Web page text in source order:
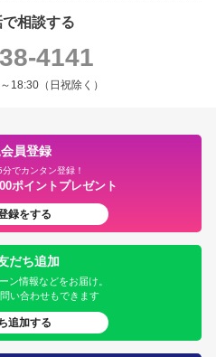
で相談する
4141
18:30（日祝除く）
員登録
でカンタン登録！
ポイントプレゼント
録をする
だち追加
ン情報などをお届け。
い合わせもできます
追加する